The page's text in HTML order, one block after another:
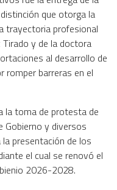
que otorga la
trayectoria profesional
Tirado y de la doctora
al desarrollo de
romper barreras en el
la toma de protesta de
Gobierno y diversos
presentación de los
el cual se renovó el
2026-2028.